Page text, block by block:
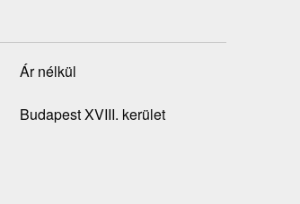
Ár nélkül
Budapest XVIII. kerület